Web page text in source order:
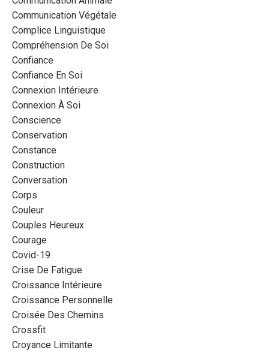
Communication Végétale
Complice Linguistique
Compréhension De Soi
Confiance
Confiance En Soi
Connexion Intérieure
Connexion À Soi
Conscience
Conservation
Constance
Construction
Conversation
Corps
Couleur
Couples Heureux
Courage
Covid-19
Crise De Fatigue
Croissance Intérieure
Croissance Personnelle
Croisée Des Chemins
Crossfit
Croyance Limitante